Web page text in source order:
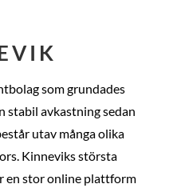
som grundades
stabil avkastning sedan
utav många olika
Kinneviks största
en stor online plattform